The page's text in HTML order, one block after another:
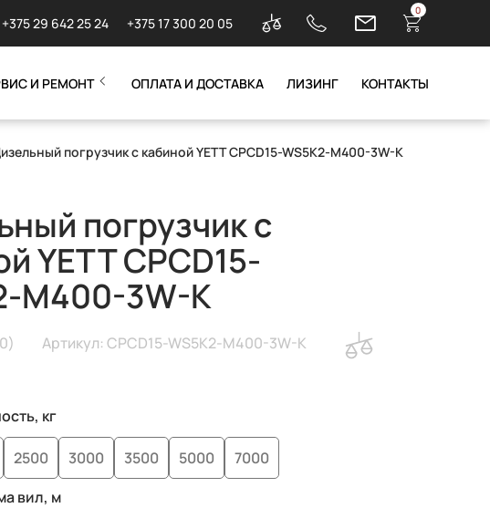
+375 29 642 25 24 +375 17 300 20 05
0
И РЕМОНТ ОПЛАТА И ДОСТАВКА ЛИЗИНГ КОНТАКТЫ
погрузчик с кабиной YETT CPCD15-WS5K2-M400-3W-K
погрузчик с
YETT CPCD15-
M400-3W-K
0) Артикул: CPCD15-WS5K2-M400-3W-K
кг
2500 3000 3500 5000
7000
вил, м